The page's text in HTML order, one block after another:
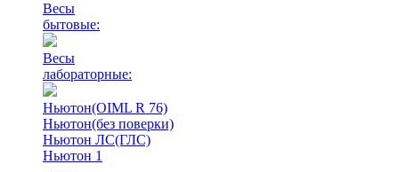
Весы
бытовые:
Весы
лабораторные:
Ньютон(OIML R 76)
Ньютон(без поверки)
Ньютон ЛС(ГЛС)
Ньютон 1